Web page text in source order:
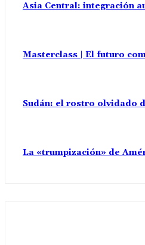
Asia Central: integración
Masterclass | El futuro
Sudán: el rostro olvidado
La «trumpización» de